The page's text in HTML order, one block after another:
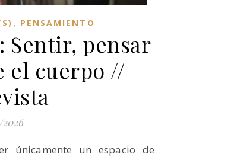
, PENSAMIENTO
Sentir, pensar
el cuerpo //
únicamente un espacio de